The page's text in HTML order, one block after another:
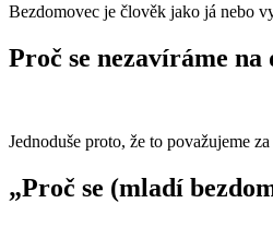
Bezdomovec je člověk jako já nebo
Proč se nezavíráme
Jednoduše proto, že to považujeme
„Proč se (mladí